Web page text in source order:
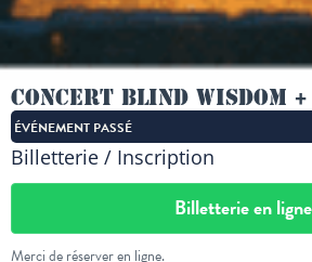
Concert Blind Wisdom
ÉVÉNEMENT PASSÉ
Billetterie / Inscription
Billetterie en ligne
Merci de réserver en ligne.